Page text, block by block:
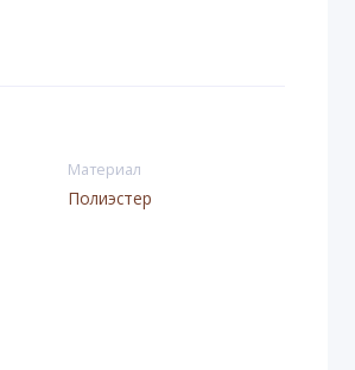
Материал
Полиэстер